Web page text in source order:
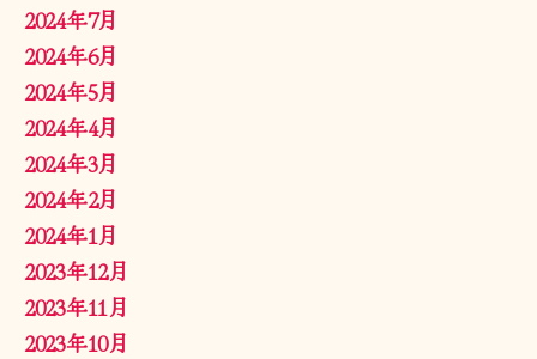
2024年7月
2024年6月
2024年5月
2024年4月
2024年3月
2024年2月
2024年1月
2023年12月
2023年11月
2023年10月